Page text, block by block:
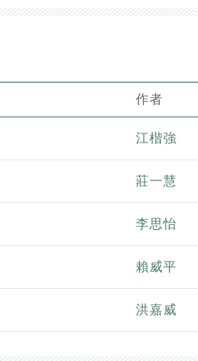
作者
江楷強
莊一慧
李思怡
賴威平
洪嘉威